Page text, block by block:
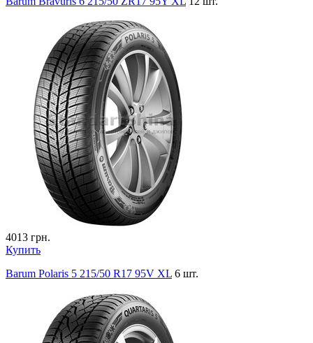
4013 грн.
Купить
Barum Polaris 5 215/50 R17 95V XL 6 шт.